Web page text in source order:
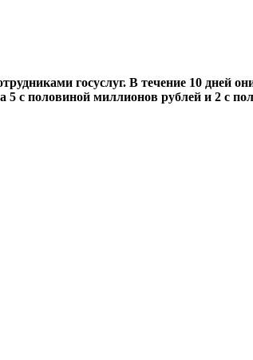
госуслуг. В течение 10 дней
с половиной миллионов рублей и 2 с